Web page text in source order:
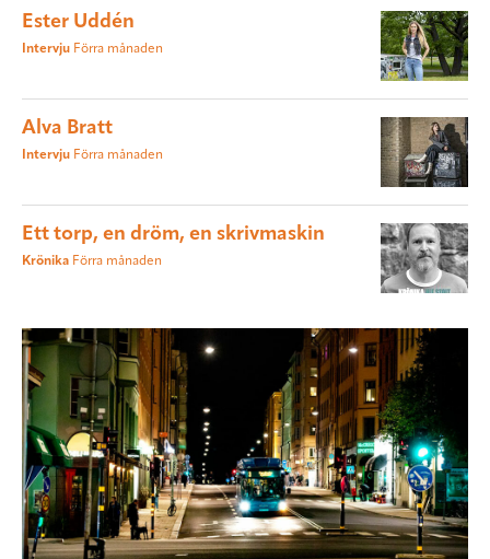
Ester Uddén
Intervju Förra månaden
Alva Bratt
Intervju Förra månaden
Ett torp, en dröm, en skrivmaskin
Krönika Förra månaden